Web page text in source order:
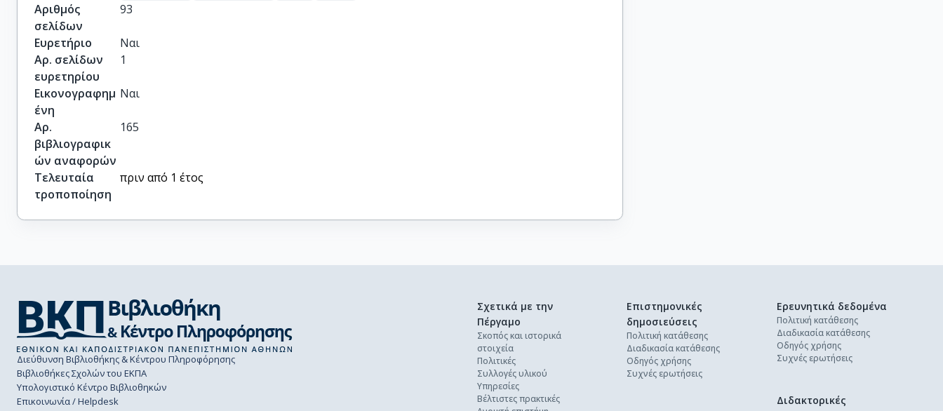
Αριθμός
σελίδων
93
Ευρετήριο
Ναι
Αρ. σελίδων
ευρετηρίου
1
Εικονογραφημ
ένη
Ναι
Αρ.
βιβλιογραφικ
ών αναφορών
165
Τελευταία
τροποποίηση
πριν από 1 έτος
Διεύθυνση Βιβλιοθήκης & Κέντρου Πληροφόρησης
Βιβλιοθήκες Σχολών του ΕΚΠΑ
Υπολογιστικό Κέντρο Βιβλιοθηκών
Επικοινωνία / Helpdesk
Σχετικά με την
Πέργαμο
Σκοπός και ιστορικά
στοιχεία
Πολιτικές
Συλλογές υλικού
Υπηρεσίες
Βέλτιστες πρακτικές
Επιστημονικές
δημοσιεύσεις
Πολιτική κατάθεσης
Διαδικασία κατάθεσης
Οδηγός χρήσης
Συχνές ερωτήσεις
Ερευνητικά δεδομένα
Πολιτική κατάθεσης
Διαδικασία κατάθεσης
Οδηγός χρήσης
Συχνές ερωτήσεις
Διδακτορικές